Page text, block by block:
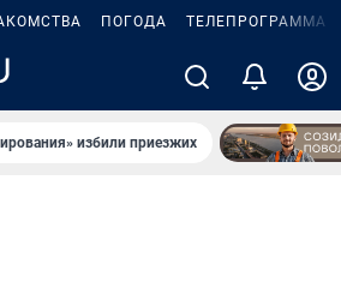
ПОГОДА ТЕЛЕПРОГРАММА
избили приезжих